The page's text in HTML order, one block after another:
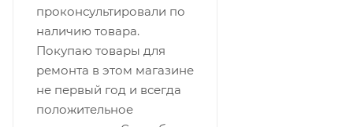
проконсультировали по
наличию товара.
Покупаю товары для
ремонта в этом магазине
не первый год и всегда
положительное